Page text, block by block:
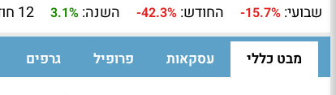
שבועי: -15.7% החודש: -42.3% השנה: 3.1% 12 חודשים:
מבט כללי עסקאות פרופיל גרפים